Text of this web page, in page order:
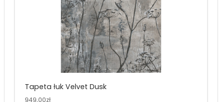
Tapeta łuk Velvet Dusk
949,00zł